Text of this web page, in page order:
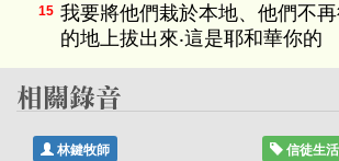
15 我要將他們栽於本地、他們不
的地上拔出來‧這是耶和華你的
林鍵牧師 信徒生活